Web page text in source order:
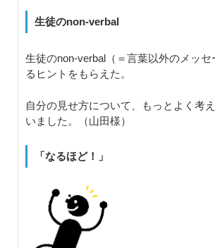
生徒のnon-verbal
生徒のnon-verbal（＝言葉以外のメッセ
るヒントをもらえた。
自分の見せ方について、もっとよく考
いました。（山田様）
「なるほど！」